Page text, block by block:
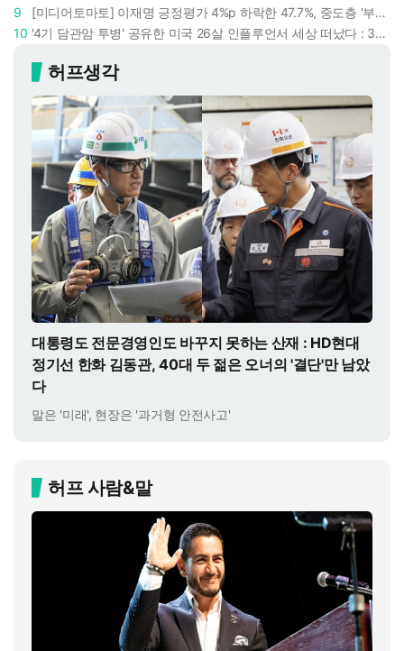
9
[미디어토마토] 이재명 긍정평가 4%p 하락한 47.7%, 중도층 '부정 49.7% vs 긍정 42.9%'
10
'4기 담관암 투병' 공유한 미국 26살 인플루언서 세상 떠났다 : 3년간 보여준 희망과 용기
허프생각
대통령도 전문경영인도 바꾸지 못하는 산재 : HD현대
정기선 한화 김동관, 40대 두 젊은 오너의 '결단'만 남았
다
말은 '미래', 현장은 '과거형 안전사고'
허프 사람&말